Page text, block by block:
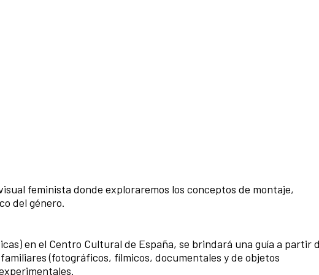
feminista donde exploraremos los conceptos de montaje,
del género.
en el Centro Cultural de España, se brindará una guía a partir
(fotográficos, fílmicos, documentales y de objetos